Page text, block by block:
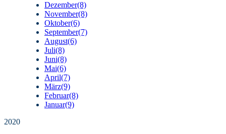
Dezember(8)
November(8)
Oktober(6)
September(7)
August(6)
Juli(8)
Juni(8)
Mai(6)
April(7)
März(9)
Februar(8)
Januar(9)
2020